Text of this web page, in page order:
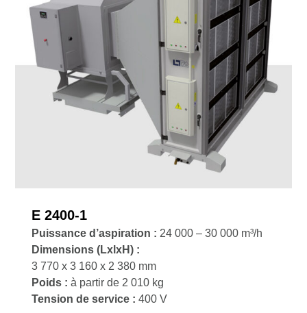
E 2400-1
Puissance d’aspiration : 24 000 – 30 000 m³/h
Dimensions (LxlxH) :
3 770 x 3 160 x 2 380 mm
Poids : à partir de 2 010 kg
Tension de service : 400 V